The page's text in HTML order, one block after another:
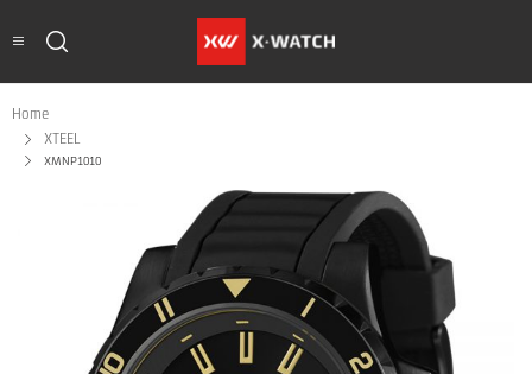
Home
XTEEL
XMNP1010